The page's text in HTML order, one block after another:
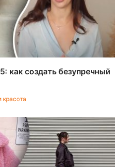
как создать безупречный
красота